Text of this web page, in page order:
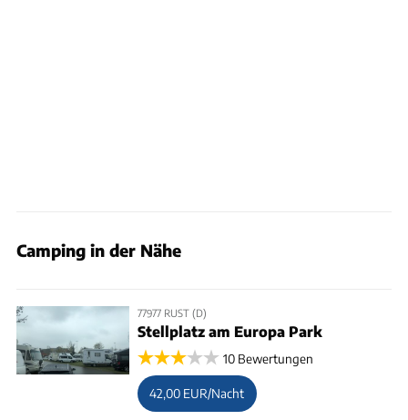
Camping in der Nähe
77977 RUST (D)
Stellplatz am Europa Park
10 Bewertungen
42,00 EUR/Nacht